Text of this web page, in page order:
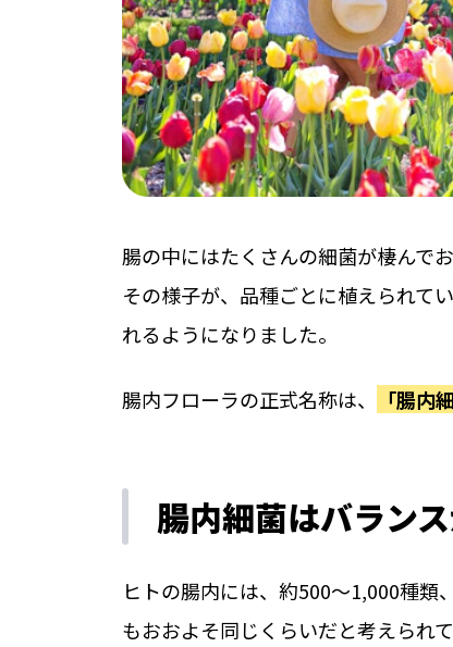
腸の中にはたくさんの細菌が棲んで
その様子が、品種ごとに植えられて
れるようになりました。
腸内フローラの正式名称は、 「腸内
腸内細菌はバランス
ヒトの腸内には、約500～1,000種類
もおおよそ同じくらいだと考えられて